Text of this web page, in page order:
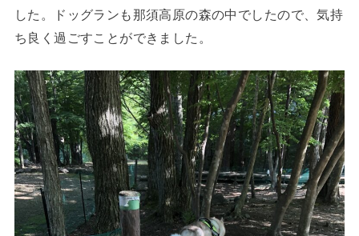
した。ドッグランも那須高原の森の中でしたので、気持
ち良く過ごすことができました。